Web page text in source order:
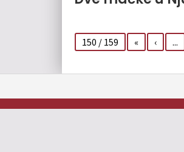
150 / 159 « ‹ ...